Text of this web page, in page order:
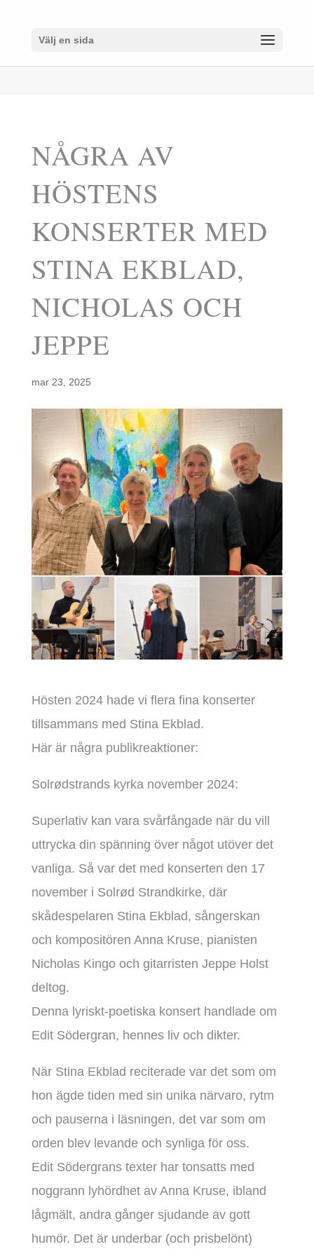
Välj en sida
NÅGRA AV
HÖSTENS
KONSERTER MED
STINA EKBLAD,
NICHOLAS OCH
JEPPE
mar 23, 2025
Hösten 2024 hade vi flera fina konserter
tillsammans med Stina Ekblad.
Här är några publikreaktioner:
Solrødstrands kyrka november 2024:
Superlativ kan vara svårfångade när du vill
uttrycka din spänning över något utöver det
vanliga. Så var det med konserten den 17
november i Solrød Strandkirke, där
skådespelaren Stina Ekblad, sångerskan
och kompositören Anna Kruse, pianisten
Nicholas Kingo och gitarristen Jeppe Holst
deltog.
Denna lyriskt-poetiska konsert handlade om
Edit Södergran, hennes liv och dikter.
När Stina Ekblad reciterade var det som om
hon ägde tiden med sin unika närvaro, rytm
och pauserna i läsningen, det var som om
orden blev levande och synliga för oss.
Edit Södergrans texter har tonsatts med
noggrann lyhördhet av Anna Kruse, ibland
lågmält, andra gånger sjudande av gott
humör. Det är underbar (och prisbelönt)